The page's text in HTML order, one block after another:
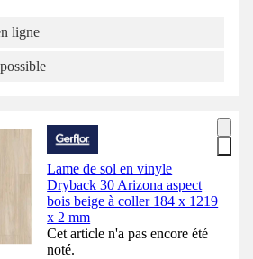
ligne
Lame de sol en vinyle
Dryback 30 Arizona aspect
bois beige à coller 184 x 1219
x 2 mm
Cet article n'a pas encore été
noté.